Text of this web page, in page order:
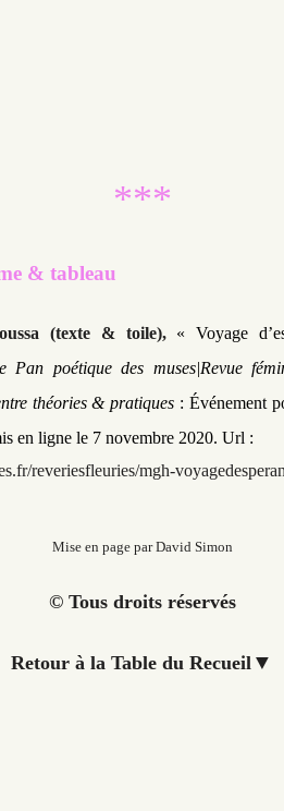
***
& tableau
(texte & toile), « Voyage
Pan poétique des muses|Revue
théories & pratiques : Événement
en ligne le 7 novembre 2020. Url :
reveriesfleuries/mgh-
Mise en page par David Simon
© Tous droits réservés
Retour à la Table du Recueil ▼